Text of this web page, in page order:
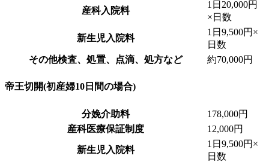
産科入院料
1日20,000円
×日数
新生児入院料
1日9,500円×
日数
その他検査、処置、点滴、処方など
約70,000円
帝王切開(初産婦10日間の場合)
分娩介助料
178,000円
産科医療保証制度
12,000円
新生児入院料
1日9,500円×
日数